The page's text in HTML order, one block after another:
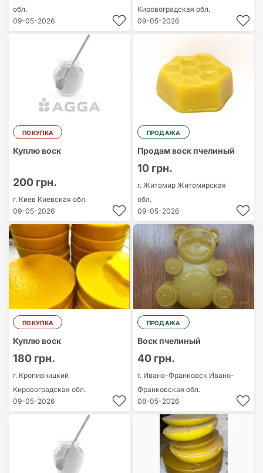
обл.
09-05-2026
Кировоградская обл.
09-05-2026
ПОКУПКА
Куплю воск
200 грн.
г. Киев Киевская обл.
09-05-2026
ПРОДАЖА
Продам воск пчелиный
10 грн.
г. Житомир Житомирская
обл.
09-05-2026
ПОКУПКА
Куплю воск
180 грн.
г. Кропивницкий
Кировоградская обл.
09-05-2026
ПРОДАЖА
Воск пчелиный
40 грн.
г. Ивано-Франковск Ивано-
Франковская обл.
08-05-2026